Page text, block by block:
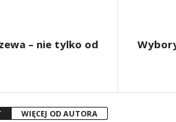
– nie tylko od
WIĘCEJ OD AUTORA